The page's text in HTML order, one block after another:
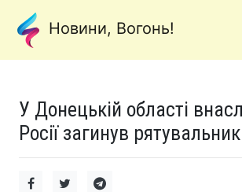
Новини, Вогонь!
У Донецькій області
Росії загинув